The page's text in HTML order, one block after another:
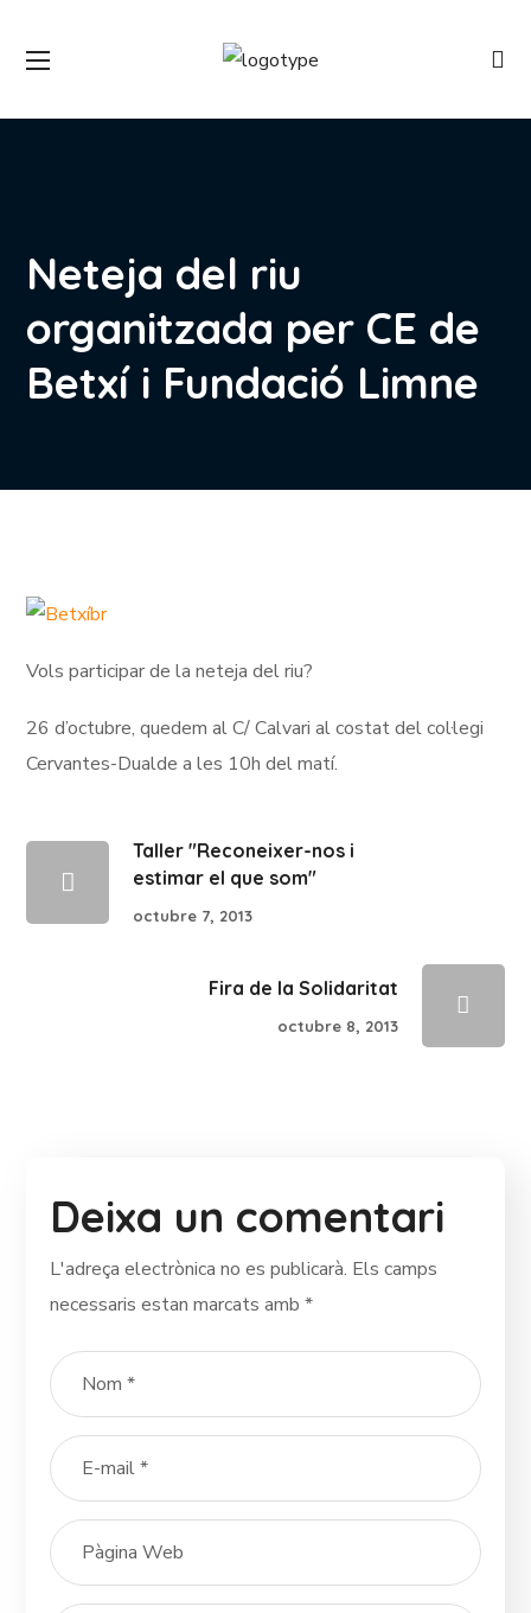
Neteja del riu
organitzada per CE de
Betxí i Fundació Limne
Vols participar de la neteja del riu?
26 d’octubre, quedem al C/ Calvari al costat del col·legi
Cervantes-Dualde a les 10h del matí.
Taller "Reconeixer-nos i
estimar el que som"
octubre 7, 2013
Fira de la Solidaritat
octubre 8, 2013
Deixa un comentari
L'adreça electrònica no es publicarà. Els camps
necessaris estan marcats amb*